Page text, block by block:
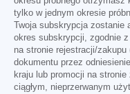
tylko w jednym okresie
Twoja subskrypcja
okres subskrypcji, zgodnie z
na stronie rejestracji/zakupu
dokumentu przez
kraju lub promocji na
ciągłym, nieprzerwanym